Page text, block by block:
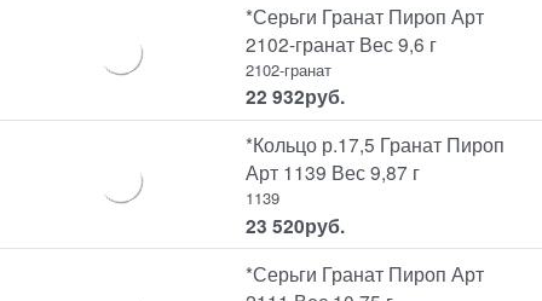
*Серьги Гранат Пироп Арт
2102-гранат Вес 9,6 г
2102-гранат
22 932руб.
*Кольцо р.17,5 Гранат Пироп
Арт 1139 Вес 9,87 г
1139
23 520руб.
*Серьги Гранат Пироп Арт